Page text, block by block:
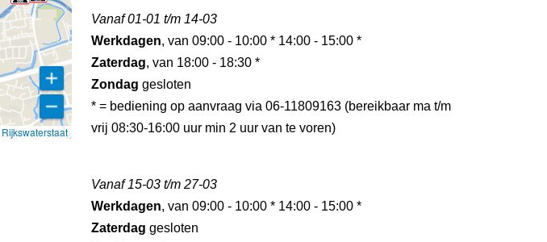
Rijkswaterstaat
Vanaf 01-01 t/m 14-03
Werkdagen, van 09:00 - 10:00 * 14:00 - 15:00 *
Zaterdag, van 18:00 - 18:30 *
Zondag gesloten
* = bediening op aanvraag via 06-11809163 (bereikbaar ma t/m
vrij 08:30-16:00 uur min 2 uur van te voren)
Vanaf 15-03 t/m 27-03
Werkdagen, van 09:00 - 10:00 * 14:00 - 15:00 *
Zaterdag gesloten